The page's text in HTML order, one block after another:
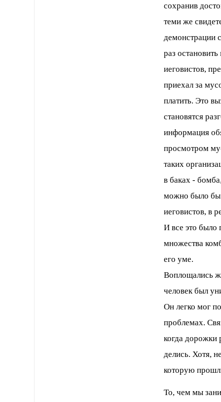
сохранив
теми же
демонстрации
раз
иеговистов,
приехал за
платить. Это
становятся
информация
просмотром
таких
в баках -
можно было бы
иеговистов, в
И все это было
множества
его уме.
Воплощались
человек был
Он легко мог
проблемах.
когда дорожки
делись. Хотя,
которую
То, чем мы